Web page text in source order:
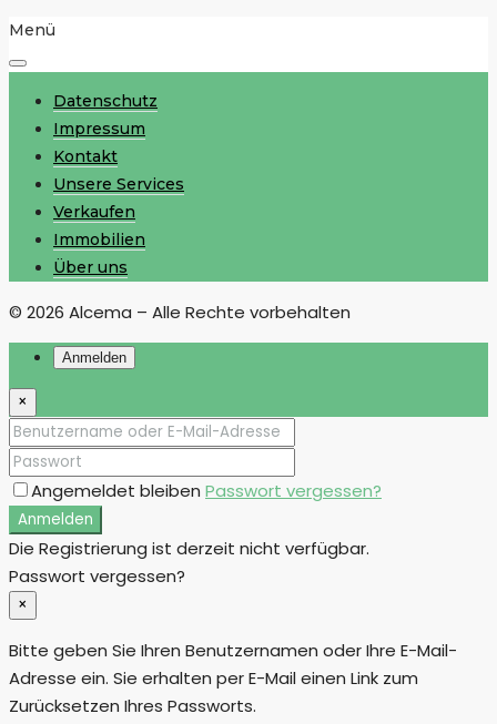
Menü
Datenschutz
Impressum
Kontakt
Unsere Services
Verkaufen
Immobilien
Über uns
© 2026 Alcema – Alle Rechte vorbehalten
Anmelden
×
Angemeldet bleiben Passwort vergessen?
Anmelden
Die Registrierung ist derzeit nicht verfügbar.
Passwort vergessen?
×
Bitte geben Sie Ihren Benutzernamen oder Ihre E-Mail-
Adresse ein. Sie erhalten per E-Mail einen Link zum
Zurücksetzen Ihres Passworts.